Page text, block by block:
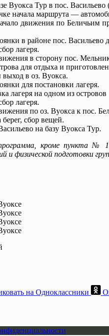
Вуокса Тур в пос. Васильево
начала маршрута —
движения по Беличьим
в районе пос. Васильево
лагеря.
в сторону пос.
для отдыха и
в оз. Вуокса.
для постановки лагеря.
лагеря на одном из
лагеря.
по оз. Вуокса к пос.
сбор вещей.
на базу Вуокса Тур.
кроме пункта № 1,
и физической подготовки
на Одноклассники